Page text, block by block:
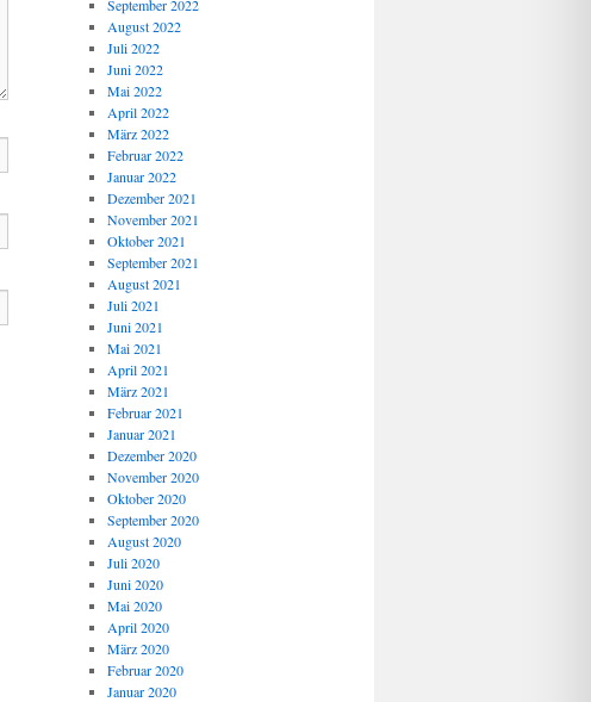
September 2022
August 2022
Juli 2022
Juni 2022
Mai 2022
April 2022
März 2022
Februar 2022
Januar 2022
Dezember 2021
November 2021
Oktober 2021
September 2021
August 2021
Juli 2021
Juni 2021
Mai 2021
April 2021
März 2021
Februar 2021
Januar 2021
Dezember 2020
November 2020
Oktober 2020
September 2020
August 2020
Juli 2020
Juni 2020
Mai 2020
April 2020
März 2020
Februar 2020
Januar 2020